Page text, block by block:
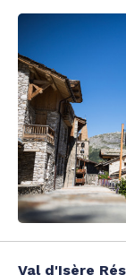
Val d'Isère